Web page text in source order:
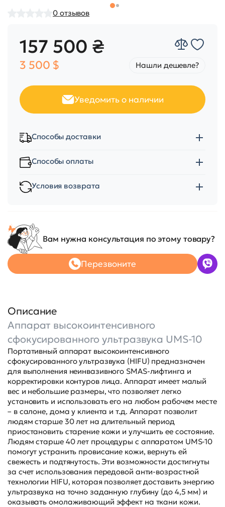
0 отзывов
157 500 ₴
3 500 $ Нашли дешевле?
Уведомить о наличии
Способы доставки
Способы оплаты
Условия возврата
Вам нужна консультация по этому товару?
Перезвоните
Описание
Аппарат высокоинтенсивного
сфокусированного ультразвука UMS-10
Портативный аппарат высокоинтенсивного
сфокусированного ультразвука (HIFU) предназначен
для выполнения неинвазивного SMAS-лифтинга и
корректировки контуров лица. Аппарат имеет малый
вес и небольшие размеры, что позволяет легко
установить и использовать его на любом рабочем месте
– в салоне, дома у клиента и т.д. Аппарат позволит
людям старше 30 лет на длительный период
приостановить старение кожи и улучшить ее состояние.
Людям старше 40 лет процедуры с аппаратом UMS-10
помогут устранить провисание кожи, вернуть ей
свежесть и подтянутость. Эти возможности достигнуты
за счет использования передовой анти-возрастной
технологии HIFU, которая позволяет доставить энергию
ультразвука на точно заданную глубину (до 4,5 мм) и
оказывать омолаживающий эффект на ткани кожи.